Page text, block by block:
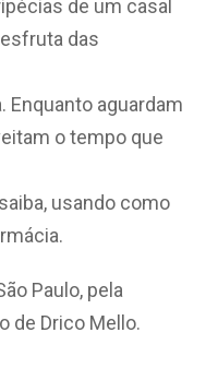
de um casal
das
Enquanto aguardam
o tempo que
usando como
Paulo, pela
de Drico Mello.